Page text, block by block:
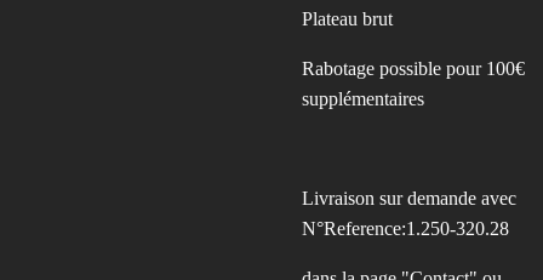
Plateau brut
Rabotage possible pour 100€
supplémentaires
Livraison sur demande avec
N°Reference:1.250-320.28